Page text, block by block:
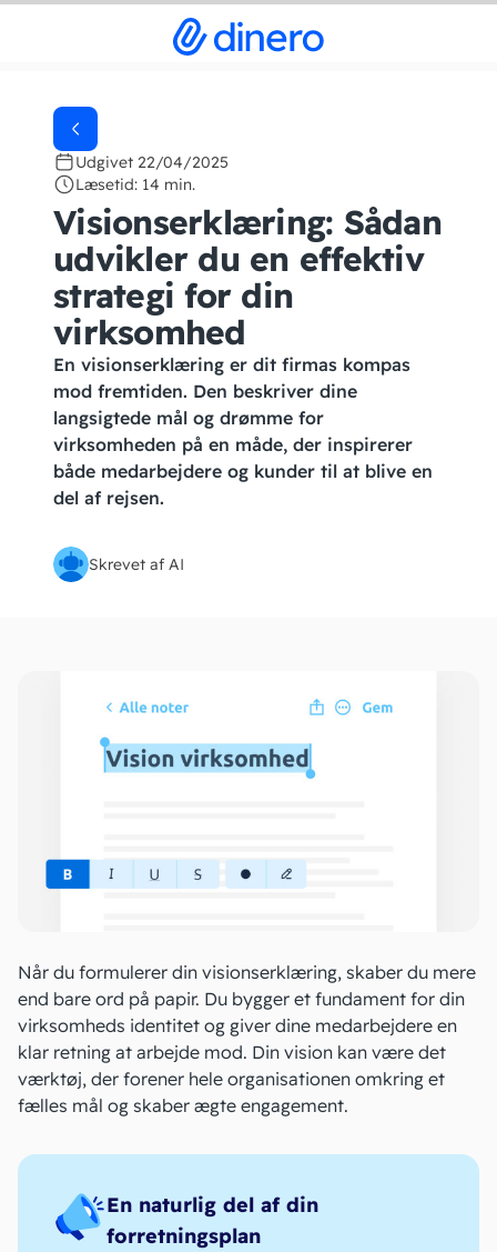
Udgivet 22/04/2025
Læsetid: 14 min.
Visionserklæring: Sådan
udvikler du en effektiv
strategi for din
virksomhed
En visionserklæring er dit firmas kompas
mod fremtiden. Den beskriver dine
langsigtede mål og drømme for
virksomheden på en måde, der inspirerer
både medarbejdere og kunder til at blive en
del af rejsen.
Skrevet af AI
Når du formulerer din visionserklæring, skaber du mere
end bare ord på papir. Du bygger et fundament for din
virksomheds identitet og giver dine medarbejdere en
klar retning at arbejde mod. Din vision kan være det
værktøj, der forener hele organisationen omkring et
fælles mål og skaber ægte engagement.
En naturlig del af din
forretningsplan